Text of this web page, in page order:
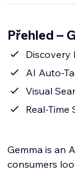
Přehled –
Discovery
AI Auto-
Visual
Real-Time
Gemma is an
consumers